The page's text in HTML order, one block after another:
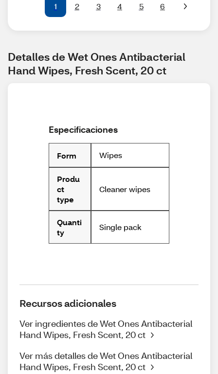
1 2 3 4 5 6
Detalles de Wet Ones Antibacterial
Hand Wipes, Fresh Scent, 20 ct
Especificaciones
Form Wipes
Produ
ct
type
Cleaner wipes
Quanti
ty
Single pack
Recursos adicionales
Ver ingredientes de Wet Ones Antibacterial
Hand Wipes, Fresh Scent, 20 ct
Ver más detalles de Wet Ones Antibacterial
Hand Wipes, Fresh Scent, 20 ct